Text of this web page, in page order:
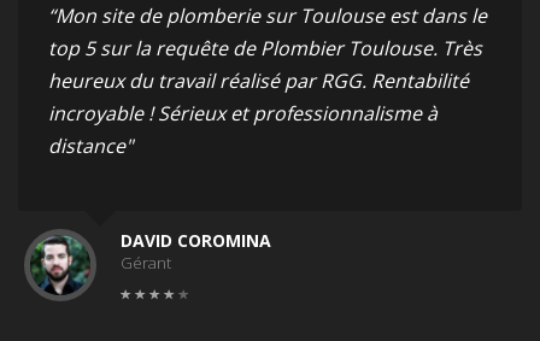
“Mon site de plomberie sur Toulouse est dans le
top 5 sur la requête de Plombier Toulouse. Très
heureux du travail réalisé par RGG. Rentabilité
incroyable ! Sérieux et professionnalisme à
distance"
DAVID COROMINA
Gérant